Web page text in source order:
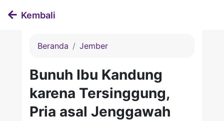
Kembali
Beranda Jember
Bunuh Ibu Kandung
karena Tersinggung,
Pria asal Jenggawah